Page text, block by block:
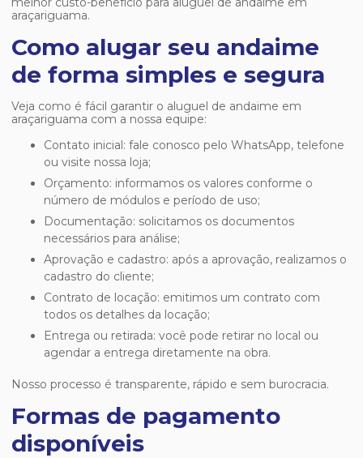
araçariguama.
Como alugar seu andaime
de forma simples e segura
Veja como é fácil garantir o aluguel de andaime em
araçariguama com a nossa equipe:
Contato inicial: fale conosco pelo WhatsApp, telefone
ou visite nossa loja;
Orçamento: informamos os valores conforme o
número de módulos e período de uso;
Documentação: solicitamos os documentos
necessários para análise;
Aprovação e cadastro: após a aprovação, realizamos o
cadastro do cliente;
Contrato de locação: emitimos um contrato com
todos os detalhes da locação;
Entrega ou retirada: você pode retirar no local ou
agendar a entrega diretamente na obra.
Nosso processo é transparente, rápido e sem burocracia.
Formas de pagamento
disponíveis